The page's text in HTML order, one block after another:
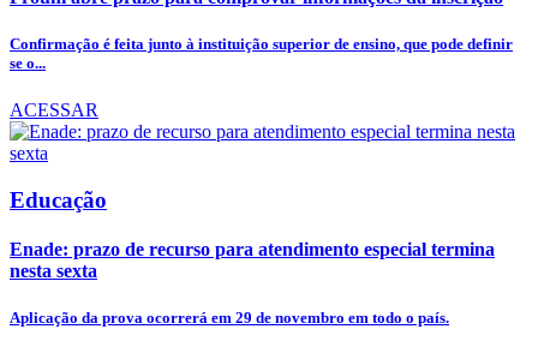
Confirmação é feita junto à instituição superior de ensino, que pode definir
se o...
ACESSAR
Educação
Enade: prazo de recurso para atendimento especial termina
nesta sexta
Aplicação da prova ocorrerá em 29 de novembro em todo o país.